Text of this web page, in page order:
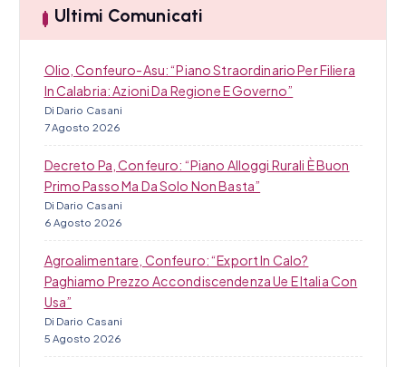
l
Ultimi Comunicati
Olio, Confeuro-Asu: “Piano Straordinario Per Filiera
In Calabria: Azioni Da Regione E Governo”
Di Dario Casani
7 Agosto 2026
Decreto Pa, Confeuro: “Piano Alloggi Rurali È Buon
Primo Passo Ma Da Solo Non Basta”
Di Dario Casani
6 Agosto 2026
Agroalimentare, Confeuro: “Export In Calo?
Paghiamo Prezzo Accondiscendenza Ue E Italia Con
Usa”
Di Dario Casani
5 Agosto 2026